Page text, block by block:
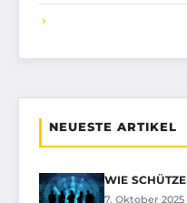
NEUESTE ARTIKEL
WIE
7. Oktober 2025